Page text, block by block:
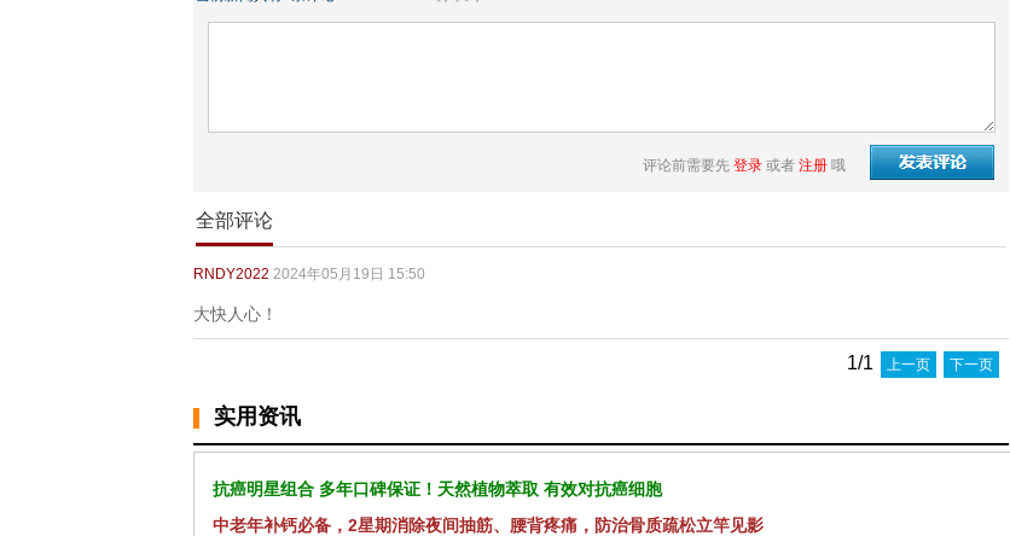
评论前需要先 登录 或者 注册 哦
全部评论
RNDY2022 2024年05月19日 15:50
大快人心！
1/1 上一页 下一页
实用资讯
抗癌明星组合 多年口碑保证！天然植物萃取 有效对抗癌细胞
中老年补钙必备，2星期消除夜间抽筋、腰背疼痛，防治骨质疏松立竿见影